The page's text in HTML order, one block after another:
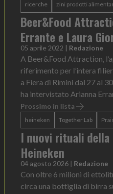
ricerche zini prodotti
Beer&Food
Errante e Laura
05 aprile 2022 | Redazione
A Beer&Food Attraction,
riferimento per l’intera
a Fiera di Rimini dal 27 al
ha intervistato Arianna
Prossimo in lista
heineken Together Lab
I nuovi rituali
Heineken
04 agosto 2026 | Redazione
Con oltre 6 milioni di
circa una bottiglia di birra